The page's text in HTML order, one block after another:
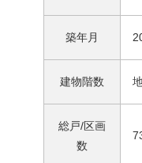
築年月
建物階数
総戸/区画
数